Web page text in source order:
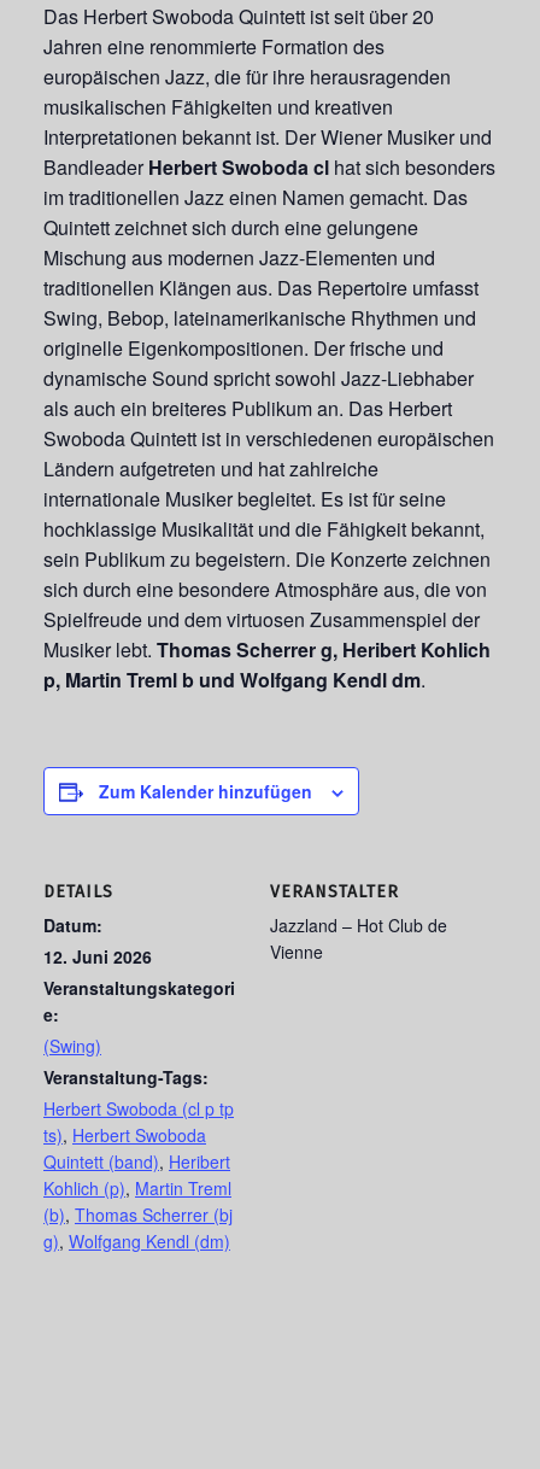
Das Herbert Swoboda Quintett ist seit über 20
Jahren eine renommierte Formation des
europäischen Jazz, die für ihre herausragenden
musikalischen Fähigkeiten und kreativen
Interpretationen bekannt ist. Der Wiener Musiker und
BandleaderHerbert Swoboda cl hat sich besonders
im traditionellen Jazz einen Namen gemacht. Das
Quintett zeichnet sich durch eine gelungene
Mischung aus modernen Jazz-Elementen und
traditionellen Klängen aus. Das Repertoire umfasst
Swing, Bebop, lateinamerikanische Rhythmen und
originelle Eigenkompositionen. Der frische und
dynamische Sound spricht sowohl Jazz-Liebhaber
als auch ein breiteres Publikum an. Das Herbert
Swoboda Quintett ist in verschiedenen europäischen
Ländern aufgetreten und hat zahlreiche
internationale Musiker begleitet. Es ist für seine
hochklassige Musikalität und die Fähigkeit bekannt,
sein Publikum zu begeistern. Die Konzerte zeichnen
sich durch eine besondere Atmosphäre aus, die von
Spielfreude und dem virtuosen Zusammenspiel der
Musiker lebt. Thomas Scherrer g, Heribert Kohlich
p, Martin Treml b und Wolfgang Kendl dm.
Zum Kalender hinzufügen
DETAILS
Datum:
12. Juni 2026
Veranstaltungskategori
e:
(Swing)
Veranstaltung-Tags:
Herbert Swoboda (cl p tp
ts), Herbert Swoboda
Quintett (band), Heribert
Kohlich (p), Martin Treml
(b), Thomas Scherrer (bj
g), Wolfgang Kendl (dm)
VERANSTALTER
Jazzland – Hot Club de
Vienne